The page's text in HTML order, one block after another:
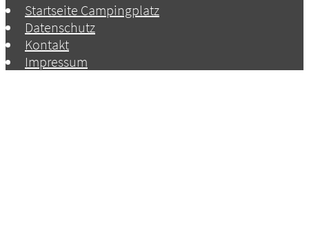
Startseite Campingplatz
Datenschutz
Kontakt
Impressum